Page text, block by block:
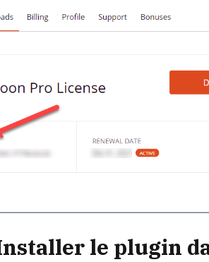
le plugin